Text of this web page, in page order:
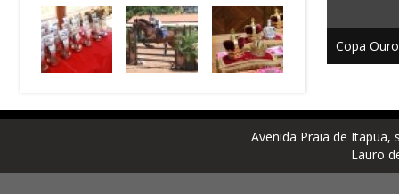
Copa
Avenida Praia de Itapuã,
Lauro